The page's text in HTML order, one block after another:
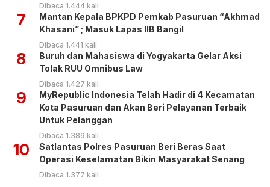
Dibaca 1.444 kali
7
Mantan Kepala BPKPD Pemkab Pasuruan “Akhmad
Khasani” ; Masuk Lapas IIB Bangil
Dibaca 1.441 kali
8
Buruh dan Mahasiswa di Yogyakarta Gelar Aksi
Tolak RUU Omnibus Law
Dibaca 1.427 kali
9
MyRepublic Indonesia Telah Hadir di 4 Kecamatan
Kota Pasuruan dan Akan Beri Pelayanan Terbaik
Untuk Pelanggan
Dibaca 1.389 kali
10
Satlantas Polres Pasuruan Beri Beras Saat
Operasi Keselamatan Bikin Masyarakat Senang
Dibaca 1.377 kali